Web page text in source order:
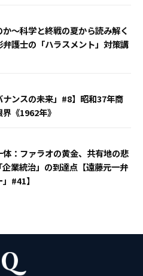
〜科学と終戦の夏から読み解く
弁護士の「ハラスメント」対策講
ナンスの未来」#8】昭和37年商
《1962年》
：ファラオの黄金、共有地の悲
業統治」の到達点【遠藤元一弁
#41】